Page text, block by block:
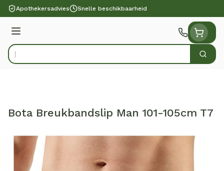
Ga naar de inhoud
Apothekersadvies Snelle beschikbaarheid
Menu
Product, merk, categorie... Zoek
Bota Breukbandslip Man 101-105cm T7